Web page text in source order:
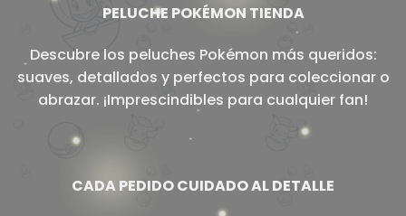
PELUCHE POKÉMON TIENDA
Descubre los peluches Pokémon más queridos:
suaves, detallados y perfectos para coleccionar o
abrazar. ¡Imprescindibles para cualquier fan!
CADA PEDIDO CUIDADO AL DETALLE